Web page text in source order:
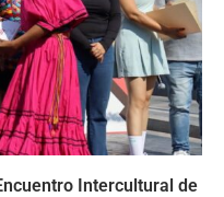
Intercultural de